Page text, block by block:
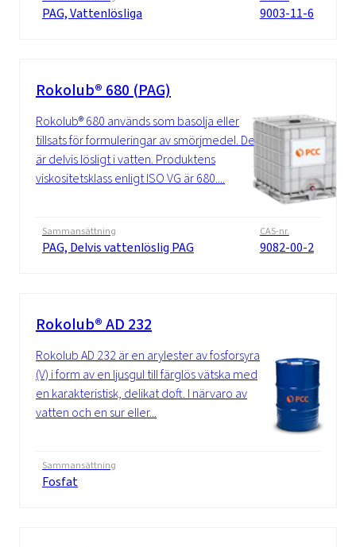
PAG, Vattenlösliga 9003-11-6
Rokolub® 680 (PAG)
Rokolub® 680 används som basolja eller
tillsats för formuleringar av smörjmedel. Det
är delvis lösligt i vatten. Produktens
viskositetsklass enligt ISO VG är 680....
Sammansättning
PAG, Delvis vattenlöslig PAG
CAS-nr.
9082-00-2
Rokolub® AD 232
Rokolub AD 232 är en arylester av fosforsyra
(V) i form av en ljusgul till färglös vätska med
en karakteristisk, delikat doft. I närvaro av
vatten och en sur eller...
Sammansättning
Fosfat